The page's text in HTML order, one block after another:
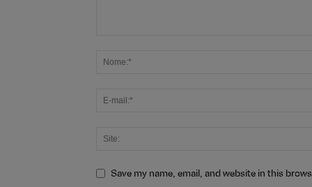
Save my name, email, and website in this